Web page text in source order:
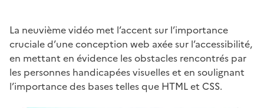
La neuvième vidéo met l’accent sur l’importance
cruciale d’une conception web axée sur l’accessibilité,
en mettant en évidence les obstacles rencontrés par
les personnes handicapées visuelles et en soulignant
l’importance des bases telles que HTML et CSS.